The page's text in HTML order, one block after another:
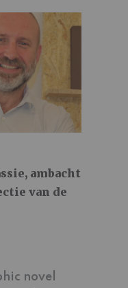
ambacht
van de
novel